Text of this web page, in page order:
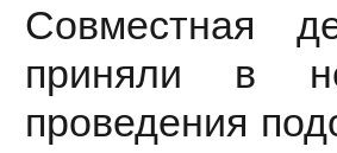
Совместная
приняли в
проведения